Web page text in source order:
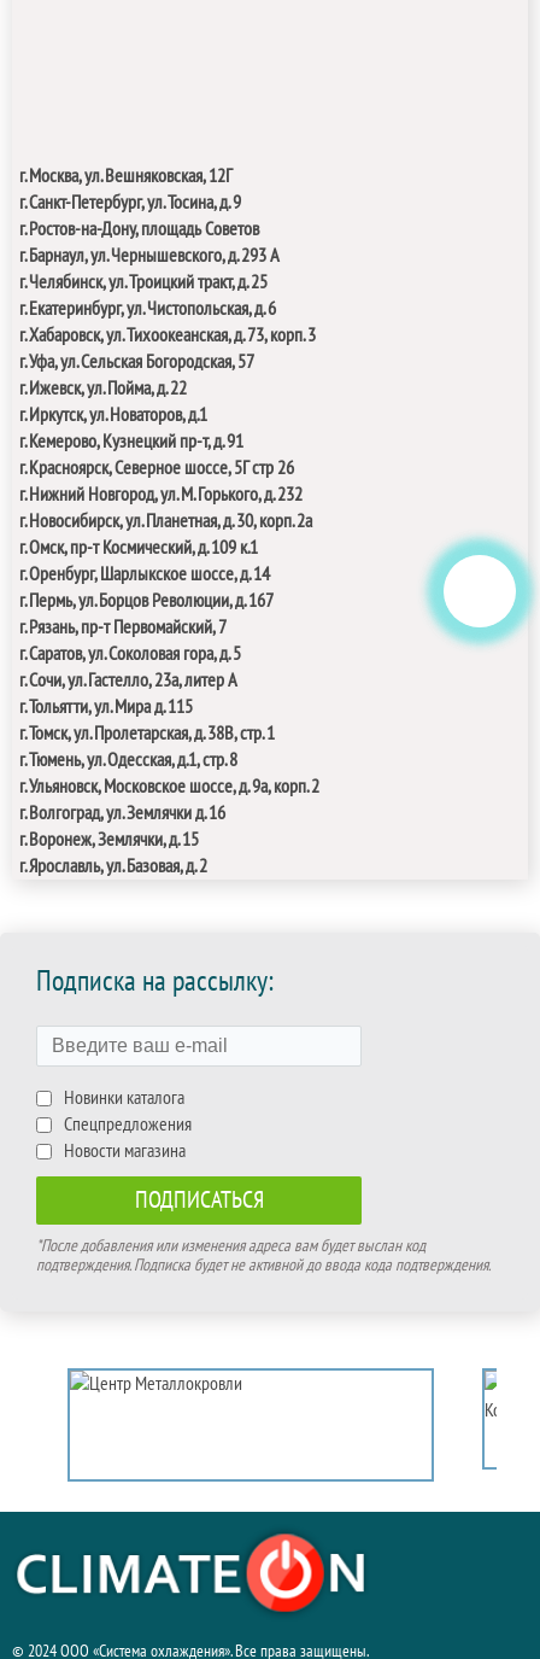
г. Москва, ул. Вешняковская, 12Г
г. Санкт-Петербург, ул. Тосина, д. 9
г. Ростов-на-Дону, площадь Советов
г. Барнаул, ул. Чернышевского, д. 293 А
г. Челябинск, ул. Троицкий тракт, д. 25
г. Екатеринбург, ул. Чистопольская, д. 6
г. Хабаровск, ул. Тихоокеанская, д. 73, корп. 3
г. Уфа, ул. Сельская Богородская, 57
г. Ижевск, ул. Пойма, д. 22
г.Иркутск, ул. Новаторов, д.1
г.Кемерово, Кузнецкий пр-т, д. 91
г.Красноярск, Северное шоссе, 5Г стр 26
г. Нижний Новгород, ул. М. Горького, д.232
г. Новосибирск, ул. Планетная, д. 30, корп. 2а
г. Омск, пр-т Космический, д. 109 к.1
г. Оренбург, Шарлыкское шоссе, д. 14
г. Пермь, ул. Борцов Революции, д. 167
г. Рязань, пр-т Первомайский, 7
г. Саратов, ул. Соколовая гора, д. 5
г. Сочи, ул. Гастелло, 23а, литер А
г. Тольятти, ул. Мира д. 115
г. Томск, ул. Пролетарская, д. 38В, стр. 1
г. Тюмень, ул. Одесская, д.1, стр. 8
г. Ульяновск, Московское шоссе, д. 9а, корп. 2
г. Волгоград, ул. Землячки д. 16
г.Воронеж, Землячки, д. 15
г. Ярославль, ул. Базовая, д. 2
Подписка на рассылку:
Новинки каталога
Спецпредложения
Новости магазина
*После добавления или изменения адреса вам будет выслан код
подтверждения. Подписка будет не активной до ввода кода подтверждения.
© 2024 ООО «Система охлаждения». Все права защищены.